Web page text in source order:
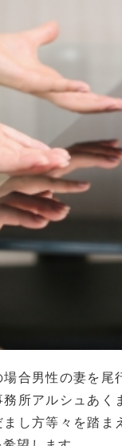
合男性の妻を
所アルシュあ
し方等々を踏